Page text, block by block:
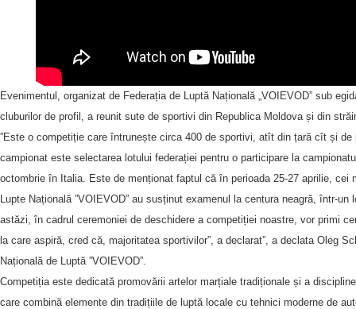
Evenimentul, organizat de Federația de Luptă Națională „VOIEVOD” sub
cluburilor de profil, a reunit sute de sportivi din Republica Moldova și din
”Este o competiție care întrunește circa 400 de sportivi, atît din țară cît și
campionat este selectarea lotului federației pentru o participare la
octombrie în Italia. Este de menționat faptul că în perioada 25-27 aprilie, cei
Lupte Națională ”VOIEVOD” au susținut examenul la centura neagră, într-
astăzi, în cadrul ceremoniei de deschidere a competiției noastre, vor primi
la care aspiră, cred că, majoritatea sportivilor”, a declarat”, a declata Oleg
Națională de Luptă ”VOIEVOD”.
Competiția este dedicată promovării artelor marțiale tradiționale și a
care combină elemente din tradițiile de luptă locale cu tehnici moderne de